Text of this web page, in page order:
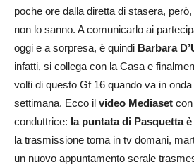
poche ore dalla diretta di stasera,
non lo sanno. A comunicarlo ai
oggi e a sorpresa, è quindi Barbara
infatti, si collega con la Casa e
volti di questo Gf 16 quando va in
settimana. Ecco il video Mediaset con
conduttrice: la puntata di Pasquetta
la trasmissione torna in tv domani,
un nuovo appuntamento serale